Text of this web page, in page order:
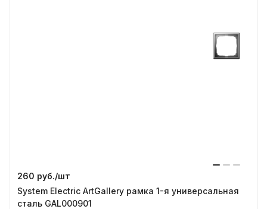
260 руб./шт
System Electric ArtGallery рамка 1-я универсальная
сталь GAL000901